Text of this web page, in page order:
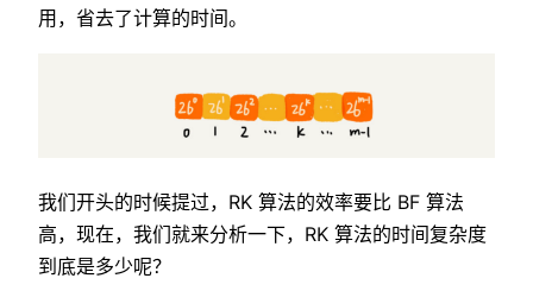
用，省去了计算的时间。
我们开头的时候提过，RK 算法的效率要比 BF 算法
高，现在，我们就来分析一下，RK 算法的时间复杂度
到底是多少呢？